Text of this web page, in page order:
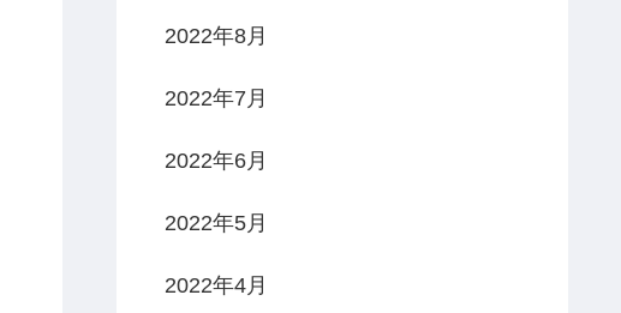
2022年8月
2022年7月
2022年6月
2022年5月
2022年4月